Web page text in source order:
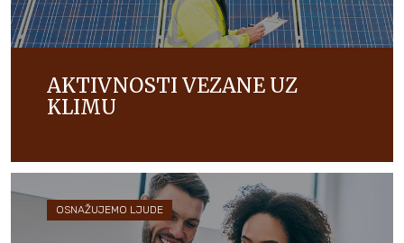
AKTIVNOSTI VEZANE UZ
KLIMU
globalnom poslovanju i u našim opskrbnim lancima.
OSNAŽUJEMO LJUDE